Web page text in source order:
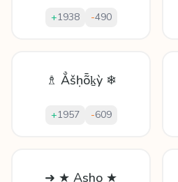
+1938 -490
♗ Ẳšḥȭḵỳ ❄
+1957 -609
➜ ★ Asho ★